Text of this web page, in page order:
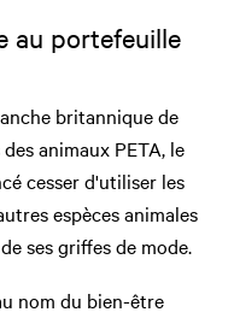
au portefeuille
britannique de
animaux PETA, le
cesser d'utiliser les
espèces animales
ses griffes de mode.
nom du bien-être